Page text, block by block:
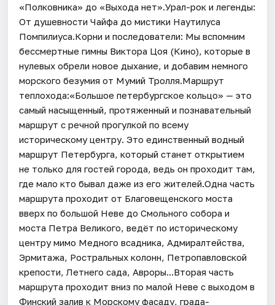
«Полковника» до «Выхода нет».Урал-рок и легенды:
От душевности Чайфа до мистики Наутилуса
Помпилиуса.Корни и последователи: Мы вспомним
бессмертные гимны Виктора Цоя (Кино), которые в
нулевых обрели новое дыхание, и добавим немного
морского безумия от Мумий Тролля.Маршрут
теплохода:«Большое петербургское кольцо» — это
самый насыщенный, протяженный и познавательный
маршрут с речной прогулкой по всему
историческому центру. Это единственный водный
маршрут Петербурга, который станет открытием
не только для гостей города, ведь он проходит там,
где мало кто бывал даже из его жителей.Одна часть
маршрута проходит от Благовещенского моста
вверх по большой Неве до Смольного собора и
моста Петра Великого, ведёт по историческому
центру мимо Медного всадника, Адмиралтейства,
Эрмитажа, Ростральных колонн, Петропавловской
крепости, Летнего сада, Авроры...Вторая часть
маршрута проходит вниз по малой Неве с выходом в
Финский залив к Морскому фасаду, града-